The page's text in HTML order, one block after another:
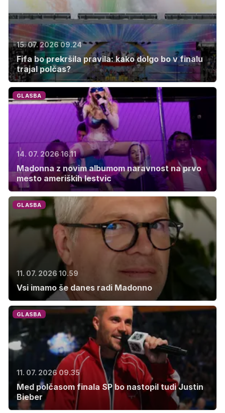
15. 07. 2026 09.24
Fifa bo prekršila pravila: kako dolgo bo v finalu
trajal polčas?
GLASBA
14. 07. 2026 16.11
Madonna z novim albumom naravnost na prvo
mesto ameriških lestvic
GLASBA
11. 07. 2026 10.59
Vsi imamo še danes radi Madonno
GLASBA
11. 07. 2026 09.35
Med polčasom finala SP bo nastopil tudi Justin
Bieber